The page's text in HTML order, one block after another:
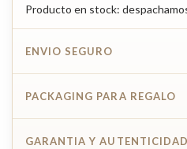
Producto en stock:
ENVIO SEGURO
PACKAGING PARA REGALO
GARANTIA Y AUTENTICIDAD